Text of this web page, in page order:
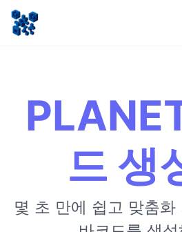
드 생
몇 초 만에 쉽고 맞춤